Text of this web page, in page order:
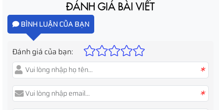
ĐÁNH GIÁ BÀI VIẾT
BÌNH LUẬN CỦA BẠN
Đánh giá của bạn:
*
*